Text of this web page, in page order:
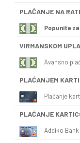
PLAĆANJE NA
Popunite
VIRMANSKOM
Avansno
PLAĆANJEM
Plaćanje
PLAĆANJE
Addiko Bank